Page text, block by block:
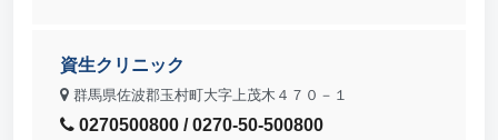
資生クリニック
群馬県佐波郡玉村町大字上茂木４７０－１
0270500800 / 0270-50-500800